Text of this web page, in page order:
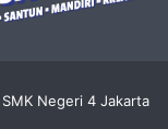
SMK Negeri 4 Jakarta